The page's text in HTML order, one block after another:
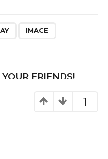
IMAGE
FRIENDS!
1